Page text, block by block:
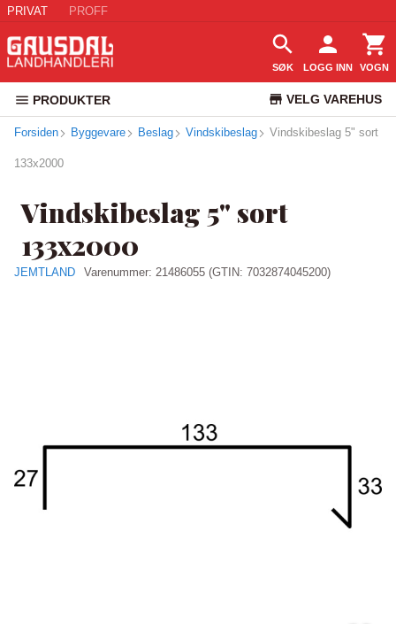
PRIVAT PROFF
SØK LOGG INN VOGN
PRODUKTER VELG VAREHUS
KUNDESERVICE
Forsiden Byggevare Beslag Vindskibeslag Vindskibeslag 5" sort
133x2000
Vindskibeslag 5" sort
133x2000
JEMTLAND Varenummer: 21486055 (GTIN: 7032874045200)